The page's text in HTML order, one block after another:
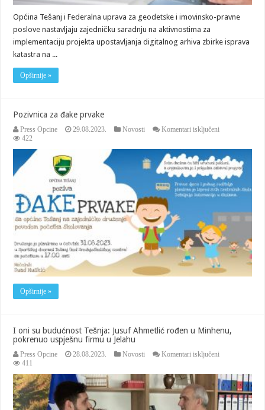
Općina Tešanj i Federalna uprava za geodetske i imovinsko-pravne
poslove nastavljaju zajedničku saradnju na aktivnostima za
implementaciju projekta upostavljanja digitalnog arhiva zbirke isprava
katastra na ...
Opširnije »
Pozivnica za đake prvake
Press Opcine 29.08.2023. Novosti Komentari isključeni
đake
prvake
422
Opširnije »
I oni su budućnost Tešnja: Jusuf Ahmetlić rođen u Minhenu,
pokrenuo uspješnu firmu u Jelahu
Press Opcine 28.08.2023. Novosti Komentari isključeni
su
budućnost
Tešnja:
Jusuf
411